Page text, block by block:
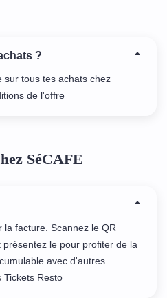
?
sur tous tes achats chez
de l'offre
SéCAFE
la facture. Scannez le QR
le pour profiter de la
avec d'autres
Tickets Resto